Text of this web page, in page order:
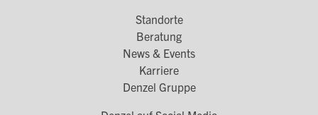
Standorte
Beratung
News & Events
Karriere
Denzel Gruppe